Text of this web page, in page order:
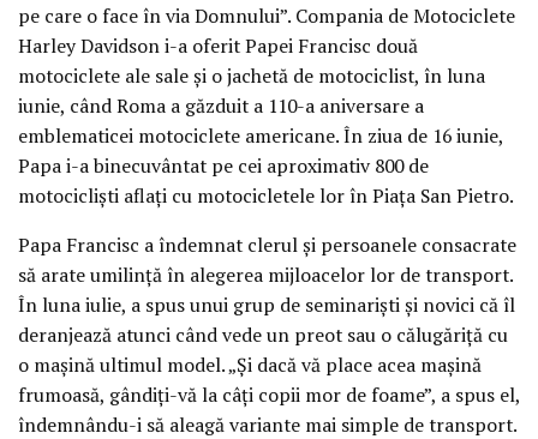
pe care o face în via Domnului”. Compania de Motociclete
Harley Davidson i-a oferit Papei Francisc două
motociclete ale sale şi o jachetă de motociclist, în luna
iunie, când Roma a găzduit a 110-a aniversare a
emblematicei motociclete americane. În ziua de 16 iunie,
Papa i-a binecuvântat pe cei aproximativ 800 de
motociclişti aflaţi cu motocicletele lor în Piaţa San Pietro.
Papa Francisc a îndemnat clerul şi persoanele consacrate
să arate umilinţă în alegerea mijloacelor lor de transport.
În luna iulie, a spus unui grup de seminarişti şi novici că îl
deranjează atunci când vede un preot sau o călugăriţă cu
o maşină ultimul model. „Şi dacă vă place acea maşină
frumoasă, gândiţi-vă la câţi copii mor de foame”, a spus el,
îndemnându-i să aleagă variante mai simple de transport.